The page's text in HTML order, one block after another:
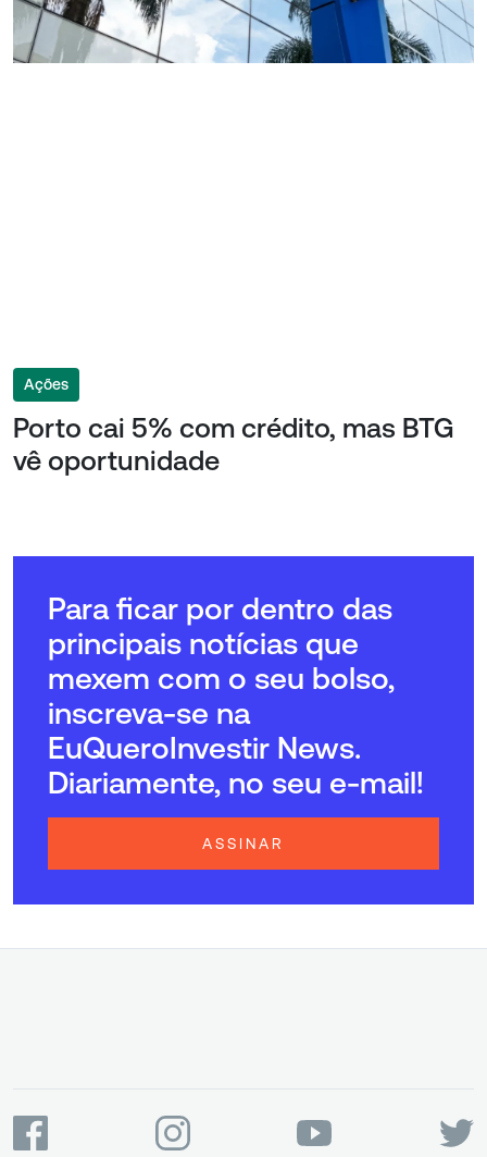
Ações
Porto cai 5% com crédito, mas BTG
vê oportunidade
Para ficar por dentro das
principais notícias que
mexem com o seu bolso,
inscreva-se na
EuQueroInvestir News.
Diariamente, no seu e-mail!
ASSINAR